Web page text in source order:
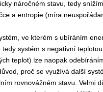
náročném stavu, tedy
a entropie (míra
ve kterém s ubíráním
tedy systém s negativní
teplot) lze naopak
proč se využívá další
rovnovážném stavu. Velmi